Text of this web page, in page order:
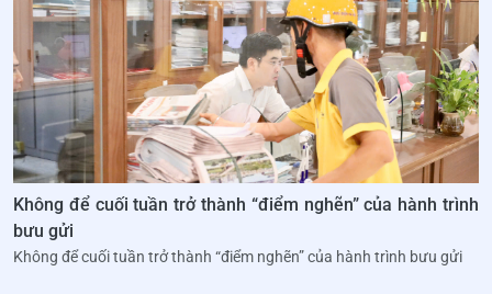
Không để cuối tuần trở thành “điểm nghẽn” của hành trình
bưu gửi
Không để cuối tuần trở thành “điểm nghẽn” của hành trình bưu gửi